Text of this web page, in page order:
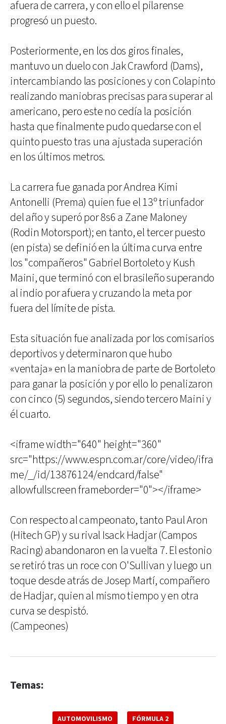
afuera de carrera, y con ello el pilarense
progresó un puesto.
Posteriormente, en los dos giros finales,
mantuvo un duelo con Jak Crawford (Dams),
intercambiando las posiciones y con Colapinto
realizando maniobras precisas para superar al
americano, pero este no cedía la posición
hasta que finalmente pudo quedarse con el
quinto puesto tras una ajustada superación
en los últimos metros.
La carrera fue ganada por Andrea Kimi
Antonelli (Prema) quien fue el 13º triunfador
del año y superó por 8s6 a Zane Maloney
(Rodin Motorsport); en tanto, el tercer puesto
(en pista) se definió en la última curva entre
los "compañeros" Gabriel Bortoleto y Kush
Maini, que terminó con el brasileño superando
al indio por afuera y cruzando la meta por
fuera del límite de pista.
Esta situación fue analizada por los comisarios
deportivos y determinaron que hubo
«ventaja» en la maniobra de parte de Bortoleto
para ganar la posición y por ello lo penalizaron
con cinco (5) segundos, siendo tercero Maini y
él cuarto.
<iframe width="640" height="360"
src="https://www.espn.com.ar/core/video/ifra
me/_/id/13876124/endcard/false"
allowfullscreen frameborder="0"></iframe>
Con respecto al campeonato, tanto Paul Aron
(Hitech GP) y su rival Isack Hadjar (Campos
Racing) abandonaron en la vuelta 7. El estonio
se retiró tras un roce con O'Sullivan y luego un
toque desde atrás de Josep Martí, compañero
de Hadjar, quien al mismo tiempo y en otra
curva se despistó.
(Campeones)
Temas:
AUTOMOVILISMO FÓRMULA 2